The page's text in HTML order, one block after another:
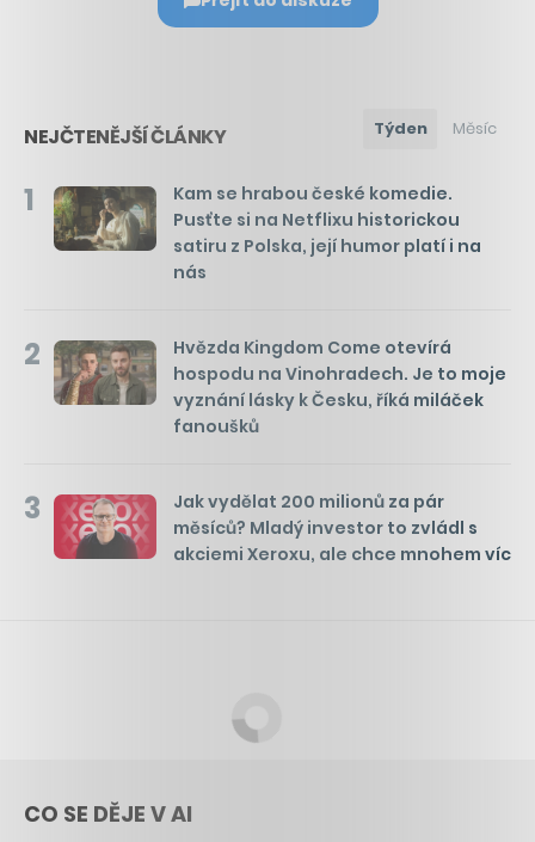
NEJČTENĚJŠÍ ČLÁNKY Týden Měsíc
1
Kam se hrabou české komedie.
Pusťte si na Netflixu historickou
satiru z Polska, její humor platí i na
nás
2
Hvězda Kingdom Come otevírá
hospodu na Vinohradech. Je to moje
vyznání lásky k Česku, říká miláček
fanoušků
3
Jak vydělat 200 milionů za pár
měsíců? Mladý investor to zvládl s
akciemi Xeroxu, ale chce mnohem víc
CO SE DĚJE V AI